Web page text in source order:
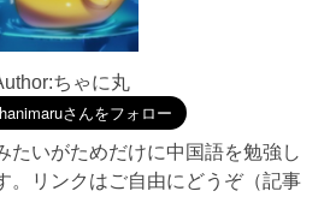
ちゃに丸
たいがためだけに中国語を勉強し
。リンクはご自由にどうぞ（記事